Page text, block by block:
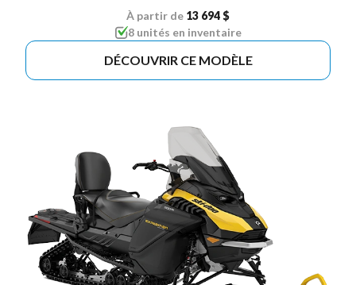
À partir de 13 694 $
8 unités en inventaire
DÉCOUVRIR CE MODÈLE